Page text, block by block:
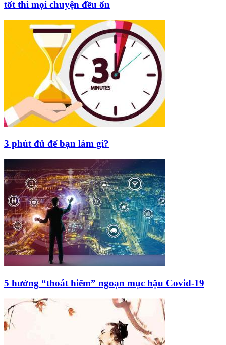
tốt thì mọi chuyện đều ổn
3 phút đủ để bạn làm gì?
5 hướng “thoát hiểm” ngoạn mục hậu Covid-19